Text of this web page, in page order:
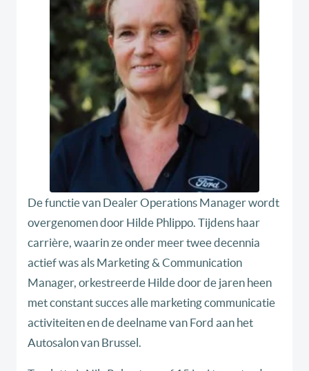
De functie van Dealer Operations Manager wordt
overgenomen door Hilde Phlippo. Tijdens haar
carrière, waarin ze onder meer twee decennia
actief was als Marketing & Communication
Manager, orkestreerde Hilde door de jaren heen
met constant succes alle marketing communicatie
activiteiten en de deelname van Ford aan het
Autosalon van Brussel.